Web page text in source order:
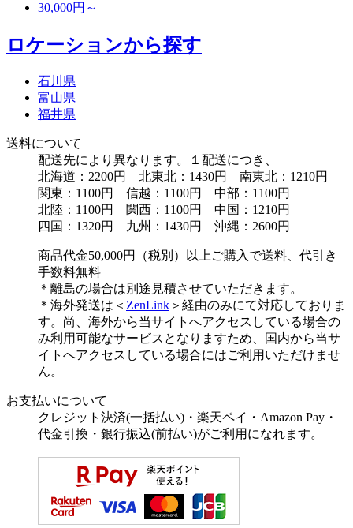
30,000円～
ロケーションから探す
石川県
富山県
福井県
送料について
配送先により異なります。１配送につき、
北海道：2200円 北東北：1430円 南東北：1210円
関東：1100円 信越：1100円 中部：1100円
北陸：1100円 関西：1100円 中国：1210円
四国：1320円 九州：1430円 沖縄：2600円
商品代金50,000円（税別）以上ご購入で送料、代引き
手数料無料
＊離島の場合は別途見積させていただきます。
＊海外発送は＜ ZenLink ＞経由のみにて対応しておりま
す。尚、海外から当サイトへアクセスしている場合の
み利用可能なサービスとなりますため、国内から当サ
イトへアクセスしている場合にはご利用いただけませ
ん。
お支払いについて
クレジット決済(一括払い)・楽天ペイ・Amazon Pay・
代金引換・銀行振込(前払い)がご利用になれます。